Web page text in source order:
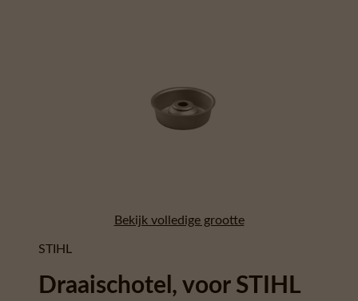
Bekijk volledige grootte
STIHL
Draaischotel, voor STIHL